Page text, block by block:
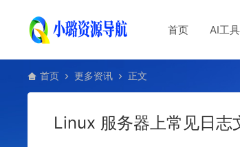
首页 AI工
首页 更多资讯 正文
Linux 服务器上常见日志